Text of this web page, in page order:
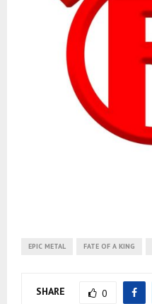
EPIC METAL FATE OF A KING
SHARE 0